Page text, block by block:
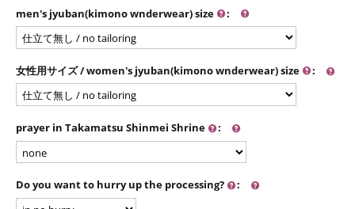
men's jyuban(kimono wnderwear) size :
女性用サイズ / women's jyuban(kimono wnderwear) size :
prayer in Takamatsu Shinmei Shrine :
Do you want to hurry up the processing? :